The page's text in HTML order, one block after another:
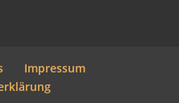
Impressum